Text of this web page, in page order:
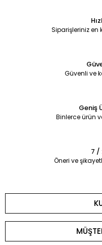
Siparişleriniz en
Güvenli ve
Geniş
Binlerce ürün
7 /
Öneri ve